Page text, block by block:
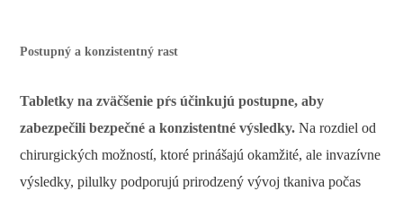
Postupný a konzistentný rast
Tabletky na zväčšenie pŕs účinkujú postupne, aby
zabezpečili bezpečné a konzistentné výsledky. Na rozdiel od
chirurgických možností, ktoré prinášajú okamžité, ale invazívne
výsledky, pilulky podporujú prirodzený vývoj tkaniva počas